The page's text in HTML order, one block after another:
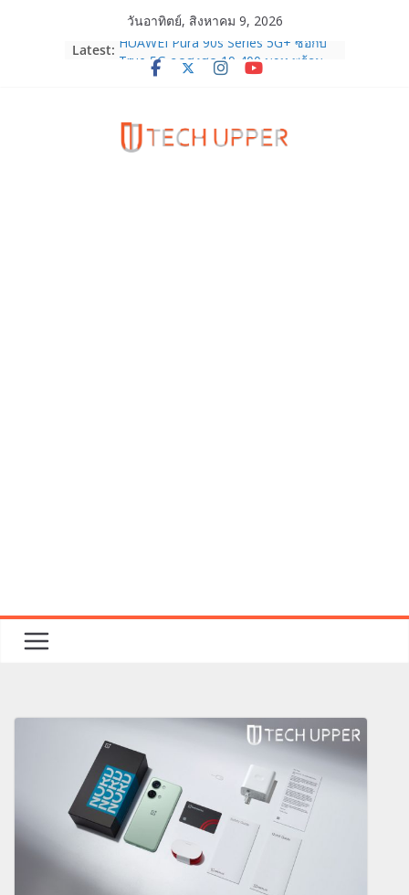
วันอาทิตย์, สิงหาคม 9, 2026
Latest: HUAWEI Pura 90s Series 5G+ ซื้อกับ
True 5G ลดสูงสุด 19,400 บาท พร้อม
TrueVisions ชวนคนไทยส่งใจเชียร์
“เนเน่ รอยัล” บนเวทีโลก ร่วมลุ้นทุก